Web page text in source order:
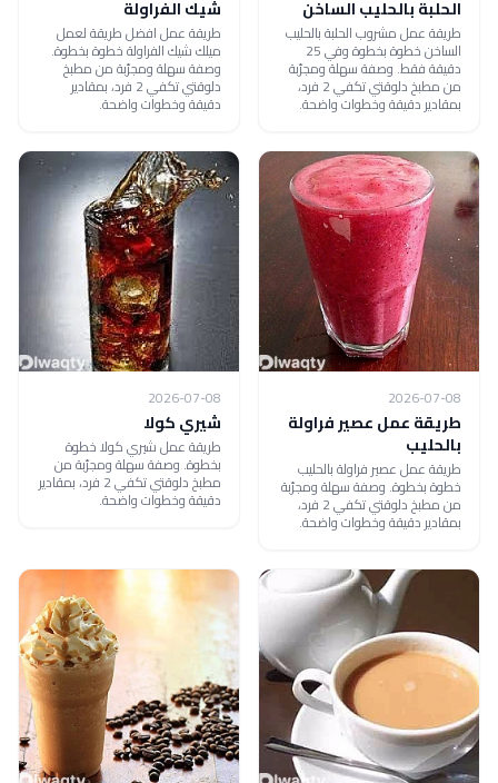
الحلبة بالحليب الساخن
طريقة عمل مشروب الحلبة بالحليب
الساخن خطوة بخطوة وفي 25
دقيقة فقط. وصفة سهلة ومجرّبة
من مطبخ دلوقتي تكفي 2 فرد،
بمقادير دقيقة وخطوات واضحة.
شيك الفراولة
طريقة عمل افضل طريقة لعمل
ميلك شيك الفراولة خطوة بخطوة.
وصفة سهلة ومجرّبة من مطبخ
دلوقتي تكفي 2 فرد، بمقادير
دقيقة وخطوات واضحة.
2026-07-08
طريقة عمل عصير فراولة
بالحليب
طريقة عمل عصير فراولة بالحليب
خطوة بخطوة. وصفة سهلة ومجرّبة
من مطبخ دلوقتي تكفي 2 فرد،
بمقادير دقيقة وخطوات واضحة.
2026-07-08
شيري كولا
طريقة عمل شيري كولا خطوة
بخطوة. وصفة سهلة ومجرّبة من
مطبخ دلوقتي تكفي 2 فرد، بمقادير
دقيقة وخطوات واضحة.